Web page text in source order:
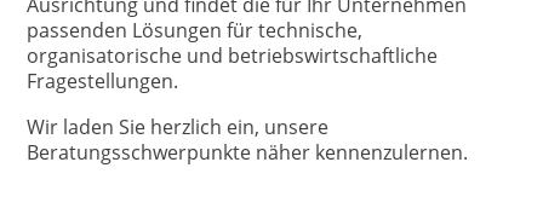
passenden Lösungen für technische,
organisatorische und betriebswirtschaftliche
Fragestellungen.
Wir laden Sie herzlich ein, unsere
Beratungsschwerpunkte näher kennenzulernen.